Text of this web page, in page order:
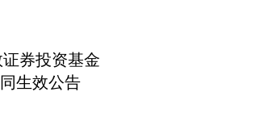
券投资基金
生效公告